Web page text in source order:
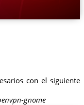
con el siguiente
gnome